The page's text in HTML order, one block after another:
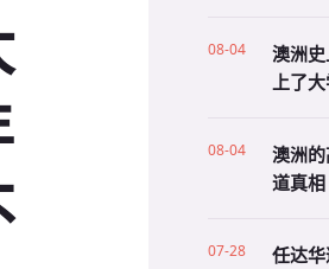
08-04
澳洲
上了
08-04
澳洲
道真相
07-28
任达